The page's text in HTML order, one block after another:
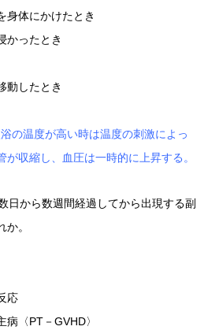
身体にかけたとき
かったとき
動したとき
温度が高い時は温度の刺激によっ
が収縮し、血圧は一時的に上昇する。
から数週間経過してから出現する副
。
応
病〈PT－GVHD〉